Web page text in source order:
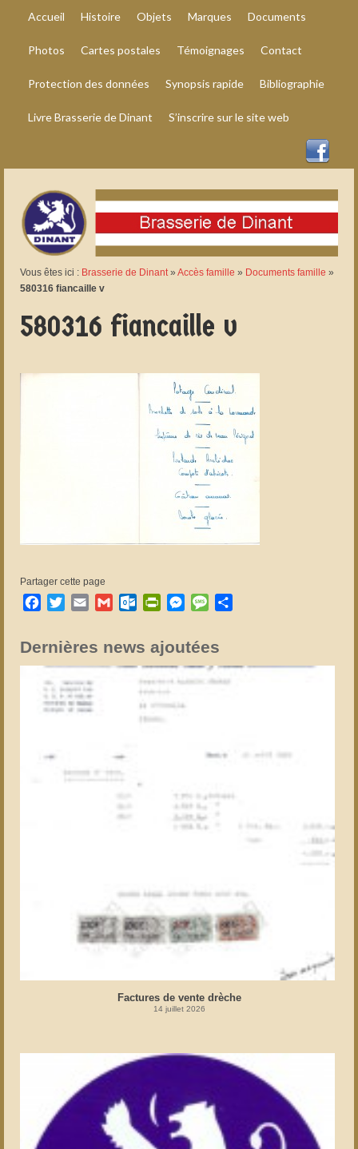
Accueil Histoire Objets Marques Documents
Photos Cartes postales Témoignages Contact
Protection des données Synopsis rapide Bibliographie
Livre Brasserie de Dinant S’inscrire sur le site web
Vous êtes ici : Brasserie de Dinant» Accès famille » Documents famille »
580316 fiancaille v
580316 fiancaille v
Partager cette page
Facebook
TwitterEmail GmailOutlook.com
PrintFriendly
Messenger
Message
Dernières news ajoutées
Factures de vente drèche
14 juillet 2026